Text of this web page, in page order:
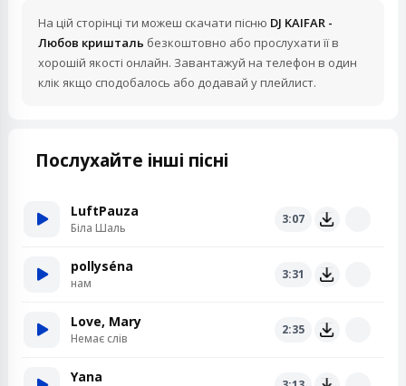
На цій сторінці ти можеш скачати пісню DJ KAIFAR -
Любов кришталь безкоштовно або прослухати її в
хорошій якості онлайн. Завантажуй на телефон в один
клік якщо сподобалось або додавай у плейлист.
Послухайте інші пісні
LuftPauza
Біла Шаль
3:07
pollyséna
нам
3:31
Love, Mary
Немає слів
2:35
Yana